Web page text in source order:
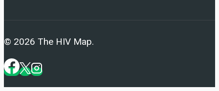
© 2026 The HIV Map.